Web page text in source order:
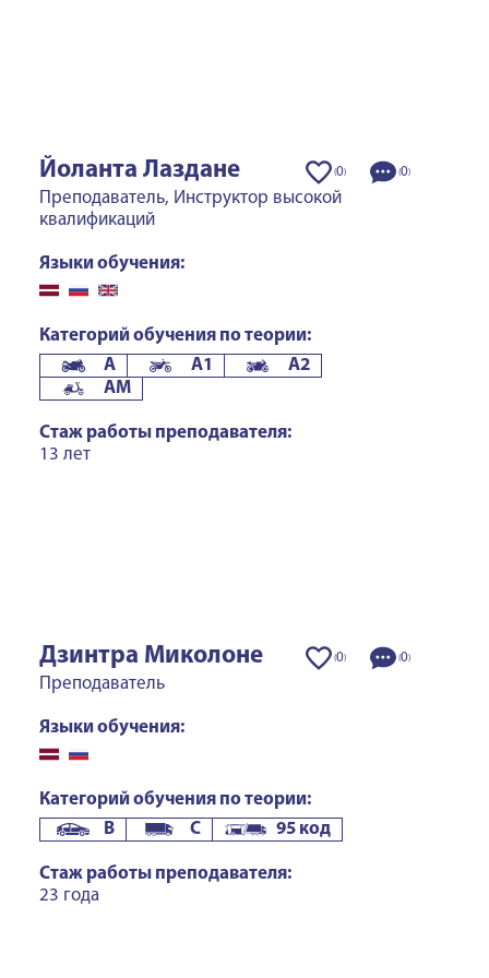
(0) (0)
Йоланта Лаздане
Преподаватель, Инструктор высокой
квалификаций
Языки обучения:
Категорий обучения по теории:
A
A1
A2
AM
Стаж работы преподавателя:
13 лет
(0) (0)
Дзинтра Миколоне
Преподаватель
Языки обучения:
Категорий обучения по теории:
B
C 95 код
Стаж работы преподавателя:
23 года